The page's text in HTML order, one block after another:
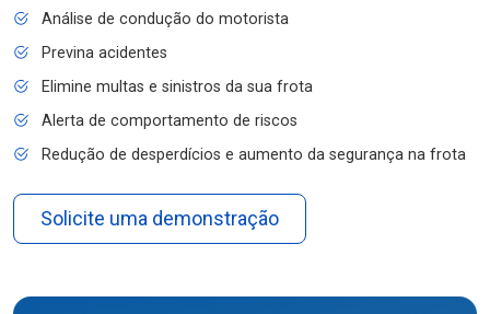
Análise de condução do motorista
Previna acidentes
Elimine multas e sinistros da sua frota
Alerta de comportamento de riscos
Redução de desperdícios e aumento da segurança na frota
Solicite uma demonstração